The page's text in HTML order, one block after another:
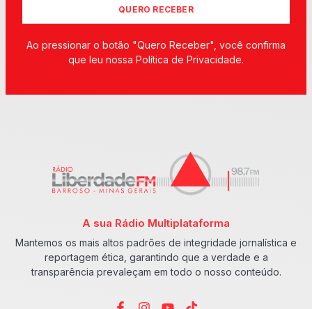
QUERO RECEBER
Ao pressionar o botão "Quero Receber", você confirma
que leu nossa Política de Privacidade.
A sua Rádio Multiplataforma
Mantemos os mais altos padrões de integridade jornalística e
reportagem ética, garantindo que a verdade e a
transparência prevaleçam em todo o nosso conteúdo.